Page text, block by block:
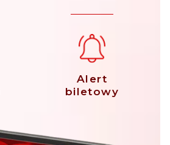
Alert
biletowy